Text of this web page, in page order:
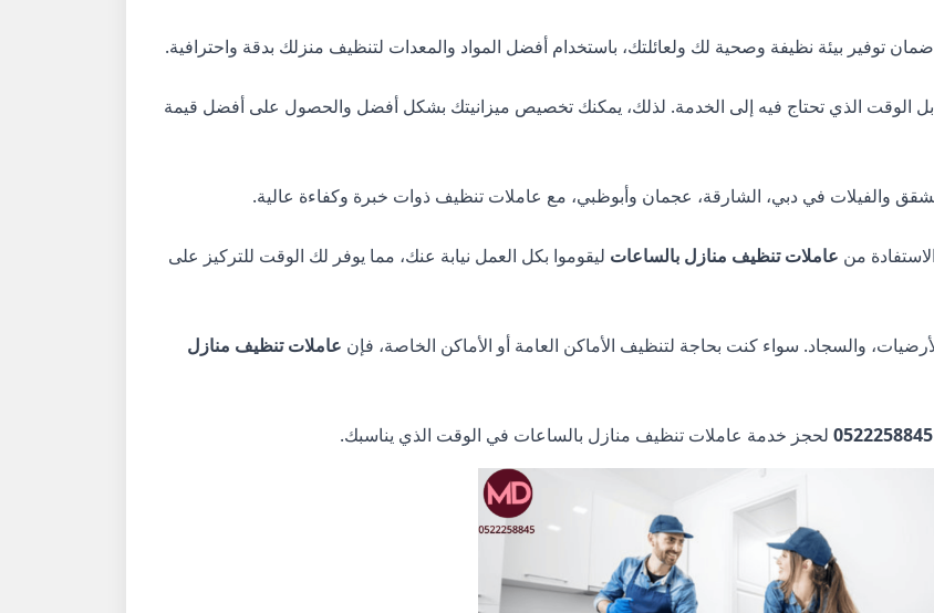
توفير بيئة نظيفة وصحية لك ولعائلتك، باستخدام أفضل المواد والمعدات لتنظيف منزلك بدقة واحترافية.
الوقت الذي تحتاج فيه إلى الخدمة. لذلك، يمكنك تخصيص ميزانيتك بشكل أفضل والحصول على أفضل قيمة
والفيلات في دبي، الشارقة، عجمان وأبوظبي، مع عاملات تنظيف ذوات خبرة وكفاءة عالية.
من عاملات تنظيف منازل بالساعات ليقوموا بكل العمل نيابة عنك، مما يوفر لك الوقت للتركيز على
والسجاد. سواء كنت بحاجة لتنظيف الأماكن العامة أو الأماكن الخاصة، فإن عاملات تنظيف منازل
0522258845 لحجز خدمة عاملات تنظيف منازل بالساعات في الوقت الذي يناسبك.